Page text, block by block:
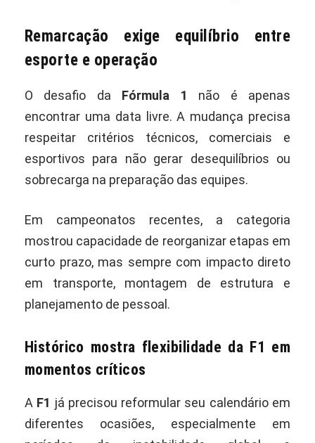
Remarcação exige equilíbrio entre
esporte e operação
O desafio da Fórmula 1
não é apenas
encontrar uma data livre. A mudança precisa
respeitar critérios técnicos, comerciais e
esportivos para não gerar desequilíbrios ou
sobrecarga na preparação das equipes.
Em campeonatos recentes, a categoria
mostrou capacidade de reorganizar etapas em
curto prazo, mas sempre com impacto direto
em transporte, montagem de estrutura e
planejamento de pessoal.
Histórico mostra flexibilidade da F1 em
momentos críticos
A F1 já precisou reformular seu calendário em
diferentes ocasiões, especialmente em